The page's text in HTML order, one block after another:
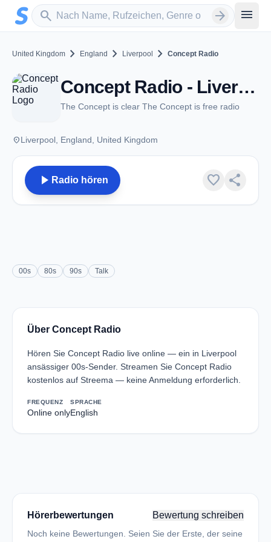
Zum Hauptinhalt springen
search
Sender suchen arrow_forward menu
United Kingdom chevron_right England chevron_right Liverpool chevron_right Concept Radio
Concept Radio - Liverpool
The Concept is clear The Concept is free radio
placeLiverpool, England, United Kingdom
play_arrow Radio hören favorite share
00s 80s 90s Talk
Über Concept Radio
Hören Sie Concept Radio live online — ein in Liverpool
ansässiger 00s-Sender. Streamen Sie Concept Radio
kostenlos auf Streema — keine Anmeldung erforderlich.
FREQUENZ
Online only
SPRACHE
English
Hörerbewertungen Bewertung schreiben
Noch keine Bewertungen. Seien Sie der Erste, der seine